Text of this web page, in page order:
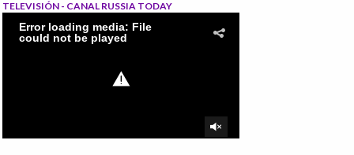
TELEVISIÓN - CANAL RUSSIA TODAY